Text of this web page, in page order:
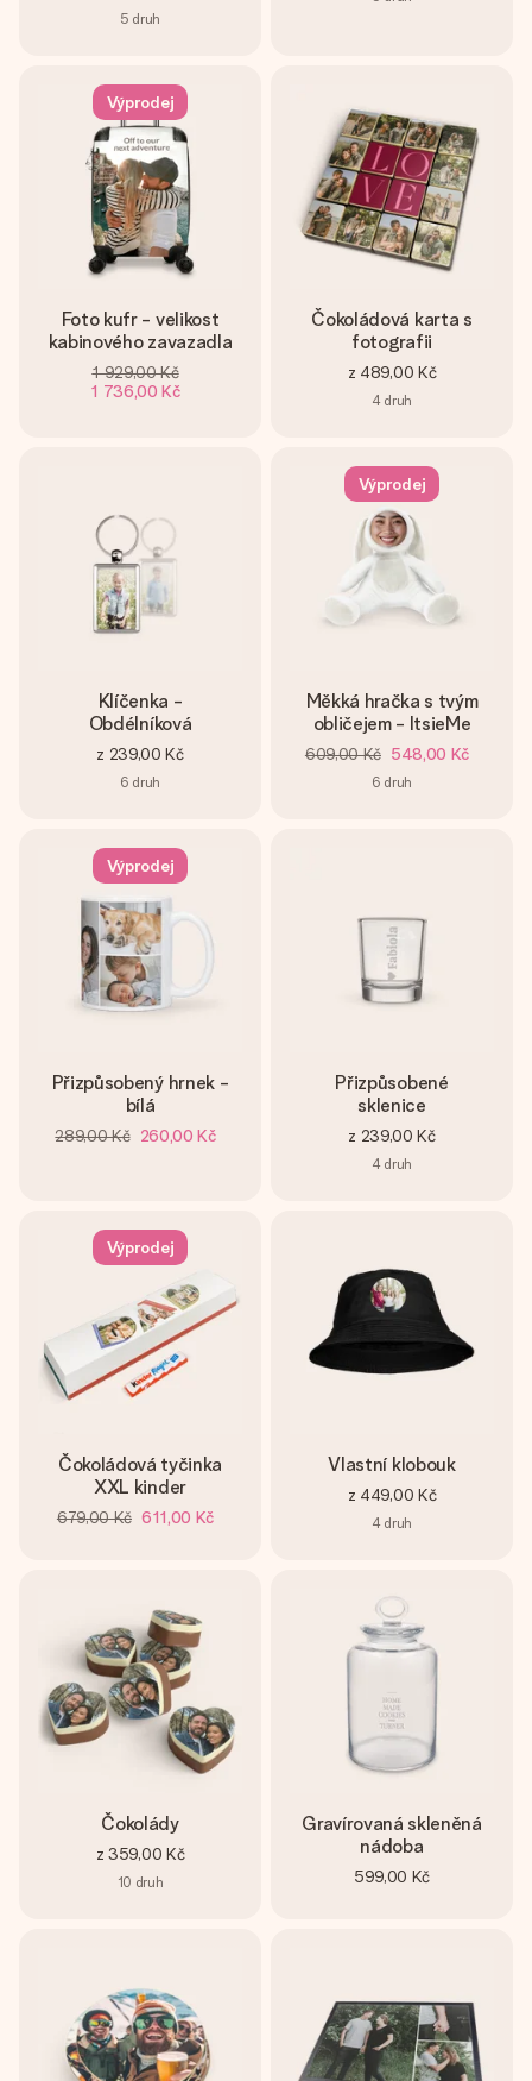
5 druh
Výprodej
Foto kufr - velikost
kabinového zavazadla
1 929,00 Kč
1 736,00 Kč
Čokoládová karta s
fotografii
z 489,00 Kč
4 druh
Klíčenka -
Obdélníková
z 239,00 Kč
6 druh
Výprodej
Měkká hračka s tvým
obličejem - ItsieMe
609,00 Kč 548,00 Kč
6 druh
Výprodej
Přizpůsobený hrnek -
bílá
289,00 Kč 260,00 Kč
Přizpůsobené
sklenice
z 239,00 Kč
4 druh
Výprodej
Čokoládová tyčinka
XXL kinder
679,00 Kč 611,00 Kč
Vlastní klobouk
z 449,00 Kč
4 druh
Čokolády
z 359,00 Kč
10 druh
Gravírovaná skleněná
nádoba
599,00 Kč